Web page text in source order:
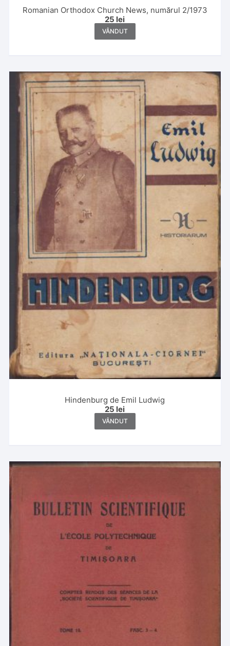
Romanian Orthodox Church News, numărul 2/1973
25 lei
VÂNDUT
Hindenburg de Emil Ludwig
25 lei
VÂNDUT